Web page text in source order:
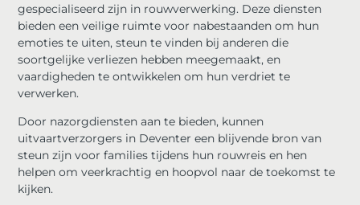
gespecialiseerd zijn in rouwverwerking. Deze diensten
bieden een veilige ruimte voor nabestaanden om hun
emoties te uiten, steun te vinden bij anderen die
soortgelijke verliezen hebben meegemaakt, en
vaardigheden te ontwikkelen om hun verdriet te
verwerken.
Door nazorgdiensten aan te bieden, kunnen
uitvaartverzorgers in Deventer een blijvende bron van
steun zijn voor families tijdens hun rouwreis en hen
helpen om veerkrachtig en hoopvol naar de toekomst te
kijken.